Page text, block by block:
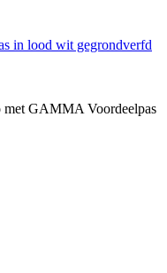
in lood wit gegrondverfd
met GAMMA Voordeelpas